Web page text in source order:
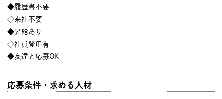
◆履歴書不要
◇来社不要
◆昇給あり
◇社員登用有
◆友達と応募OK
応募条件・求める人材